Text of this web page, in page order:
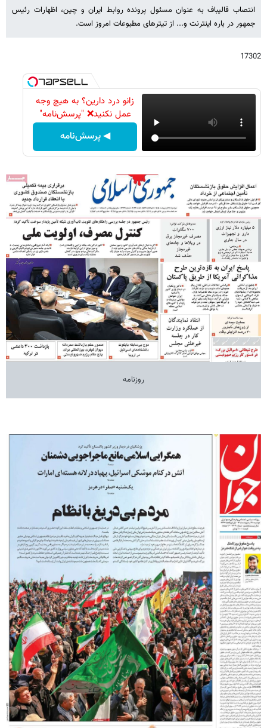
انتصاب قالیباف به عنوان مسئول پرونده روابط ایران و چین، اظهارات رئیس
جمهور در باره اینترنت و... از تیترهای مطبوعات امروز است.
17302
زانو درد دارین؟ به هیچ وجه
عمل نکنید❌ "پرسش‌نامه"
◀ پرسش‌نامه
روزنامه